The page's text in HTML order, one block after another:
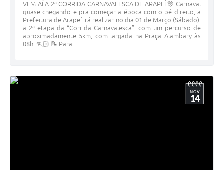
VEM AÍ A 2ª CORRIDA CARNAVALESCA DE ARAPEÍ 🎊 Carnaval
quase chegando e pra começar a época com o pé direito, a
Prefeitura de Arapeí irá realizar no dia 01 de Março (Sábado),
a 2ª etapa da “Corrida Carnavalesca”, com um percurso de
aproximadamente 5km, com largada na Praça Alambary às
08h. 🏃🏻 📝 Para...
NOV
14